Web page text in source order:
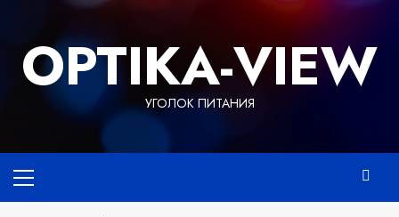
содержимому
OPTIKA-VIEW
УГОЛОК ПИТАНИЯ
меню